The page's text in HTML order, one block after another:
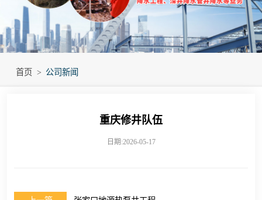
首页 > 公司新闻
重庆修井队伍
日期:2026-05-17
温泉地热井
岩石井
工程降水井